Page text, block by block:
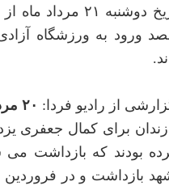
شدند. این دختران در
ورود به ورزشگاه
از رادیو فردا: ۲۰
برای کمال جعفری
بودند که بازداشت
بازداشت و در فروردین